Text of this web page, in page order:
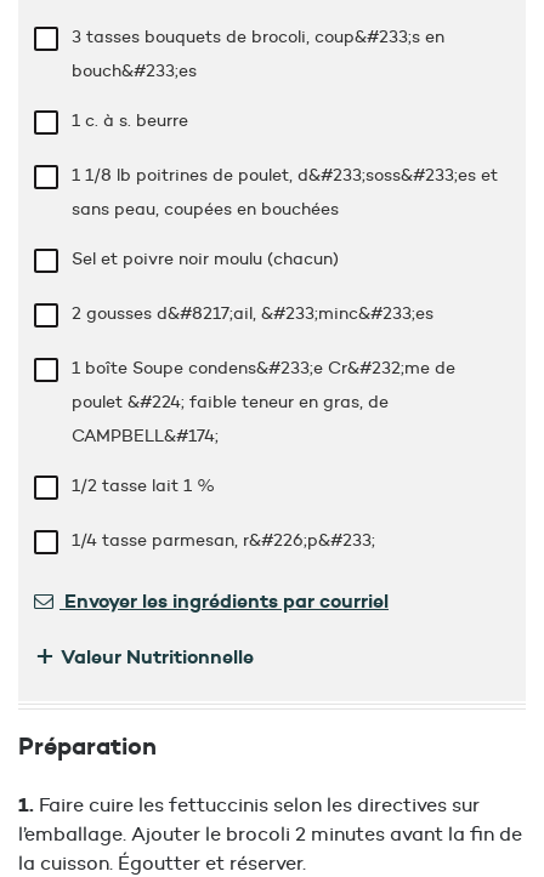
3 tasses bouquets de brocoli, coup&#233;s en
bouch&#233;es
1 c. à s. beurre
1 1/8 lb poitrines de poulet, d&#233;soss&#233;es et
sans peau, coupées en bouchées
Sel et poivre noir moulu (chacun)
2 gousses d&#8217;ail, &#233;minc&#233;es
1 boîte Soupe condens&#233;e Cr&#232;me de
poulet &#224; faible teneur en gras, de
CAMPBELL&#174;
1/2 tasse lait 1 %
1/4 tasse parmesan, r&#226;p&#233;
Envoyer les ingrédients par courriel
+ Valeur Nutritionnelle
Préparation
Faire cuire les fettuccinis selon les directives sur
l’emballage. Ajouter le brocoli 2 minutes avant la fin de
la cuisson. Égoutter et réserver.